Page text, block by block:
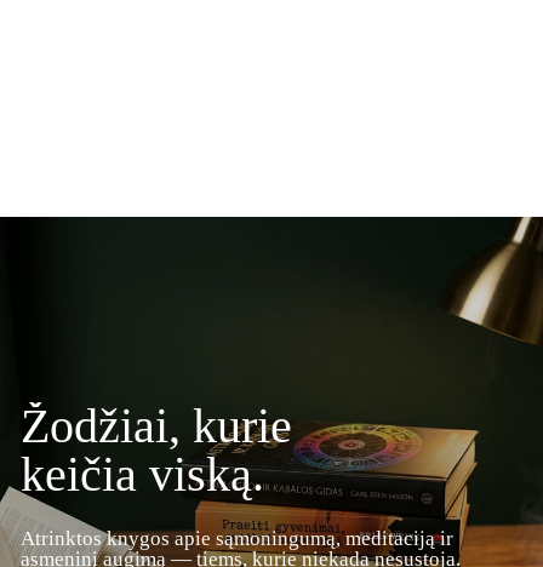
Žodžiai, kurie
keičia viską.
Atrinktos knygos apie sąmoningumą, meditaciją ir
asmeninį augimą — tiems, kurie niekada nesustoja.